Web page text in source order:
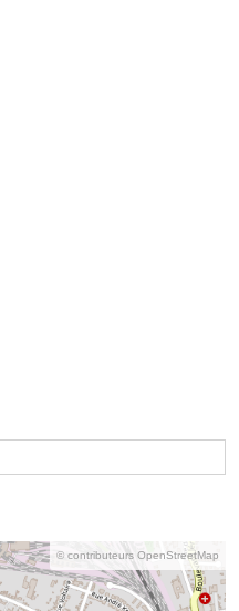
© contributeurs OpenStreetMap